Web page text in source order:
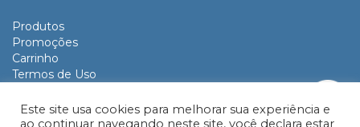
Produtos
Promoções
Carrinho
Termos de Uso
Contato
Este site usa cookies para melhorar sua experiência e
ao continuar navegando neste site, você declara estar